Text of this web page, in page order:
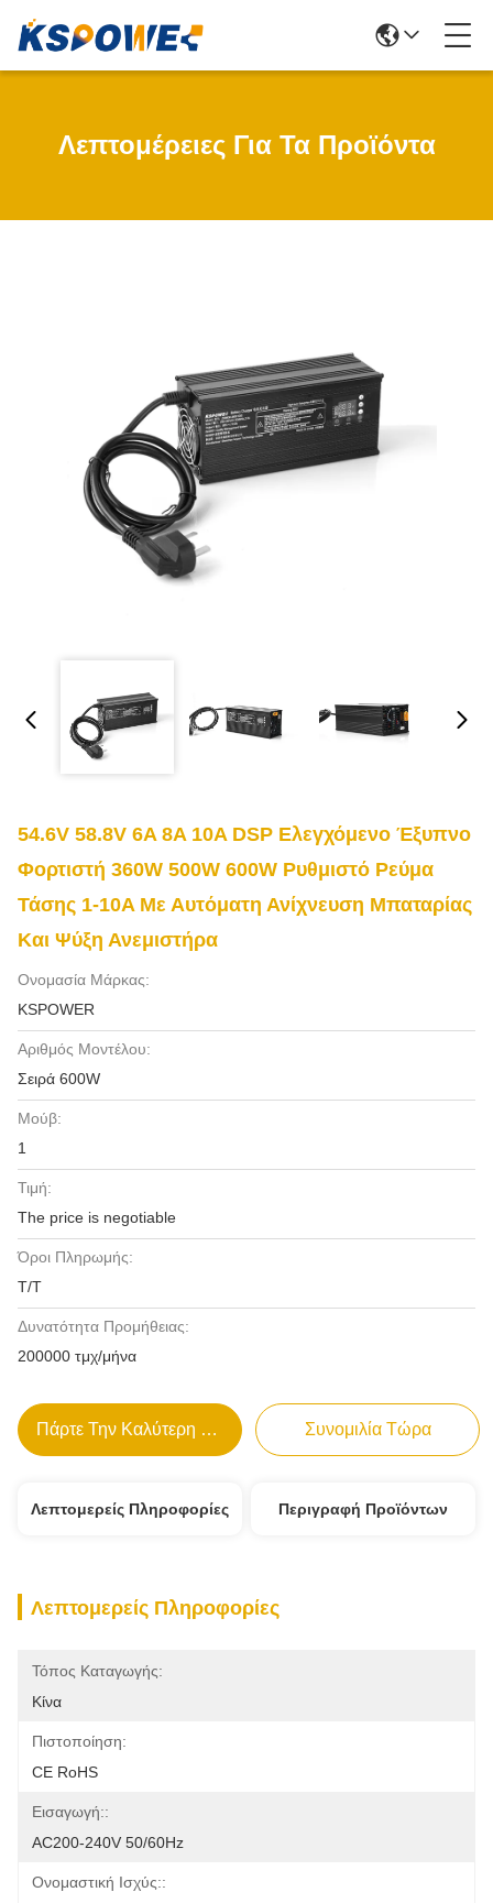
Λεπτομέρειες Για Τα Προϊόντα
54.6V 58.8V 6A 8A 10A DSP Ελεγχόμενο Έξυπνο
Φορτιστή 360W 500W 600W Ρυθμιστό Ρεύμα
Τάσης 1-10A Με Αυτόματη Ανίχνευση Μπαταρίας
Και Ψύξη Ανεμιστήρα
Ονομασία Μάρκας:
KSPOWER
Αριθμός Μοντέλου:
Σειρά 600W
Μούβ:
1
Τιμή:
The price is negotiable
Όροι Πληρωμής:
T/T
Δυνατότητα Προμήθειας:
200000 τμχ/μήνα
Πάρτε Την Καλύτερη Τιμή Συνομιλία Τώρα
Λεπτομερείς Πληροφορίες Περιγραφή Προϊόντων
Λεπτομερείς Πληροφορίες
Τόπος Καταγωγής:
Κίνα
Πιστοποίηση:
CE RoHS
Εισαγωγή::
AC200-240V 50/60Hz
Ονομαστική Ισχύς::